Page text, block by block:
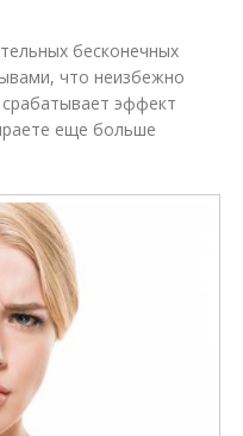
бесконечных
что неизбежно
эффект
еще больше